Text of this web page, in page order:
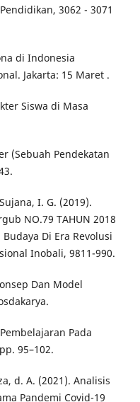
3062 - 3071
di Indonesia
Jakarta: 15 Maret .
Siswa di Masa
(Sebuah Pendekatan
I. G. (2019).
NO.79 TAHUN 2018
Di Era Revolusi
Inobali, 9811-990.
Dan Model
Pada
95–102.
d. A. (2021). Analisis
Pandemi Covid-19